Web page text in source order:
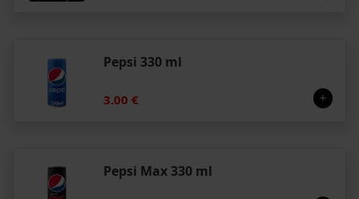
Pepsi 330 ml
3.00 €
Pepsi Max 330 ml